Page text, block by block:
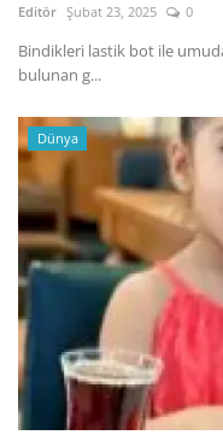
Gizlilik Politikası
Reklam ve İşbirliği
Bodrum Trafik
Turizm
Siyaset
Bodrum Nöbetçi
Köşe Yazarları
Editör Şubat 23, 2025 0
Bindikleri lastik bot ile
bulunan g...
Dünya